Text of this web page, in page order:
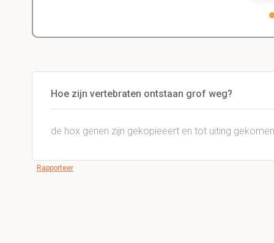
Hoe zijn vertebraten ontstaan grof weg?
de hox genen zijn gekopieeert en tot uiting
Rapporteer